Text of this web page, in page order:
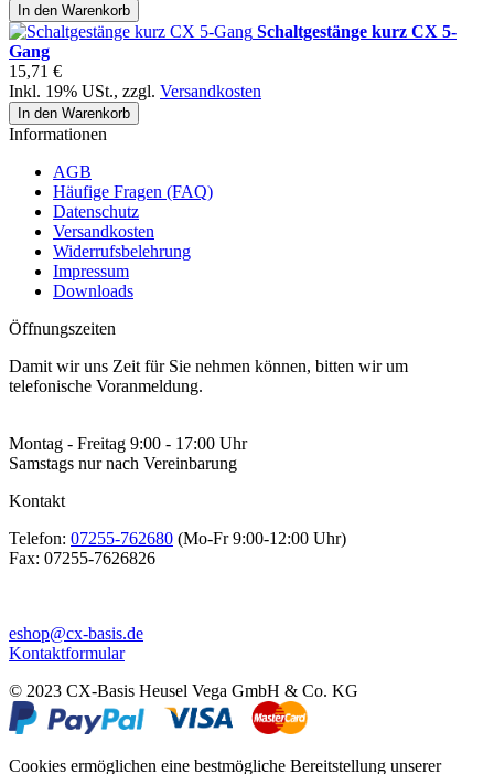
In den Warenkorb
Schaltgestänge kurz CX 5-
Gang
15,71 €
Inkl. 19% USt., zzgl. Versandkosten
In den Warenkorb
Informationen
AGB
Häufige Fragen (FAQ)
Datenschutz
Versandkosten
Widerrufsbelehrung
Impressum
Downloads
Öffnungszeiten
Damit wir uns Zeit für Sie nehmen können, bitten wir um
telefonische Voranmeldung.
Montag - Freitag 9:00 - 17:00 Uhr
Samstags nur nach Vereinbarung
Kontakt
Telefon: 07255-762680 (Mo-Fr 9:00-12:00 Uhr)
Fax: 07255-7626826
eshop@cx-basis.de
Kontaktformular
© 2023 CX-Basis Heusel Vega GmbH & Co. KG
Cookies ermöglichen eine bestmögliche Bereitstellung unserer